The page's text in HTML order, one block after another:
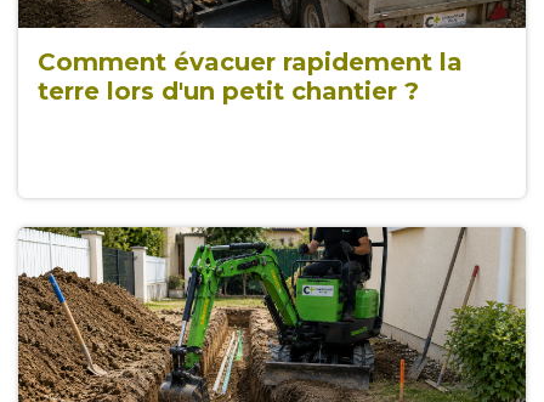
Comment évacuer rapidement la
terre lors d'un petit chantier ?